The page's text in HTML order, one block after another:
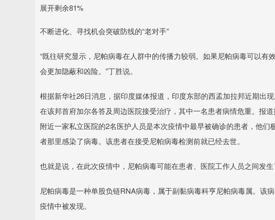
展开剩余81%
不断进化、寻找机会突破防线的“老对手”
“既往研究显示，尼帕病毒在人群中的传播力较弱。如果尼帕病毒可以有
会更加隐蔽和凶险。”丁胜说。
根据新华社26日消息，据印度媒体报道，印度东部的西孟加拉邦近期出
在该邦首府加尔各答及周边医院接受治疗，其中一名患者病情危重。报
附近一家私立医院的2名医护人员是本次疫情中最早被确诊的患者，他们
者那里感染了病毒。该患者在接受尼帕病毒检测前就已经去世。
也就是说，在此次疫情中，尼帕病毒可能在患者、医院工作人员之间发生
尼帕病毒是一种单股负链RNA病毒，属于副黏病毒科亨尼帕病毒属。该
疫情中被发现。